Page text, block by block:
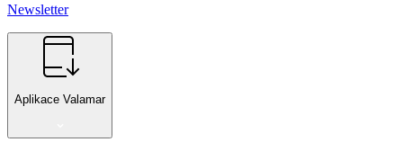
Newsletter
Aplikace Valamar